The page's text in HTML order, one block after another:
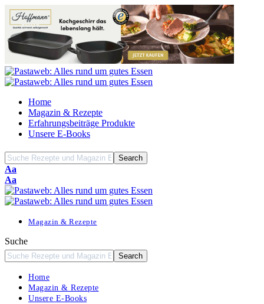
Home
Magazin & Rezepte
Erfahrungsbeiträge Produkte
Unsere E-Books
Font
Resizer
Aa
Font
Resizer
Aa
Magazin & Rezepte
Suche
Home
Magazin & Rezepte
Unsere E-Books